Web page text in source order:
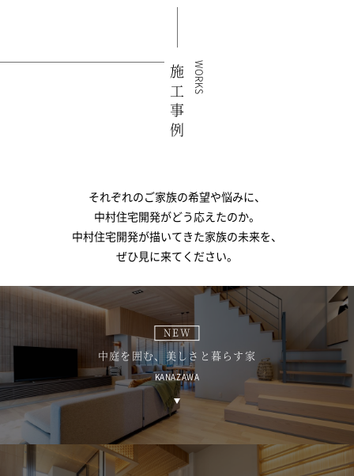
施工事例 WORKS
それぞれのご家族の希望や悩みに、
中村住宅開発がどう応えたのか。
中村住宅開発が描いてきた家族の未来を、
ぜひ見に来てください。
NEW
中庭を囲む、美しさと暮らす家
KANAZAWA